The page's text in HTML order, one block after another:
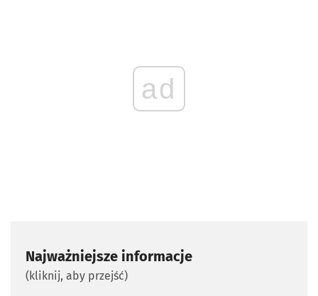
ad
Najważniejsze informacje
(kliknij, aby przejść)